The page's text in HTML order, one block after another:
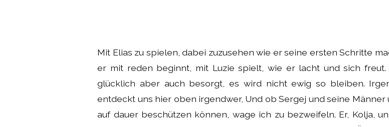
Mit Elias zu spielen, dabei zuzusehen wie er seine ersten Schritte
er mit reden beginnt, mit Luzie spielt, wie er lacht und sich freut.
glücklich aber auch besorgt, es wird nicht ewig so bleiben.
entdeckt uns hier oben irgendwer, Und ob Sergej und seine Männer
auf dauer beschützen können, wage ich zu bezweifeln. Er, Kolja,